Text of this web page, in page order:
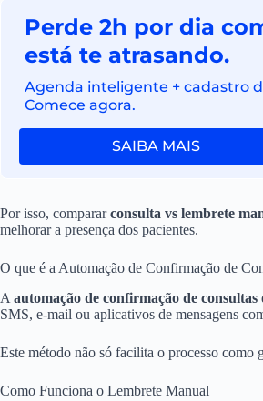
Perde 2h por dia
está te atrasando.
Agenda inteligente + cadastro
Comece agora.
SAIBA MAIS
Por isso, compararconsulta vs lembrete
melhorar a presença dos pacientes.
O que é a Automação de Confirmação de
A automação de confirmação de consultas
SMS, e-mail ou aplicativos de mensagens
Este método não só facilita o processo como
Como Funciona o Lembrete Manual